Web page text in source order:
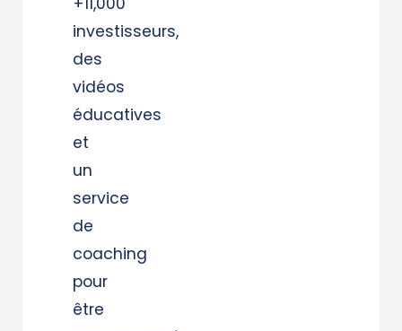
investisseurs,
des
vidéos
éducatives
et
un
service
de
coaching
pour
être